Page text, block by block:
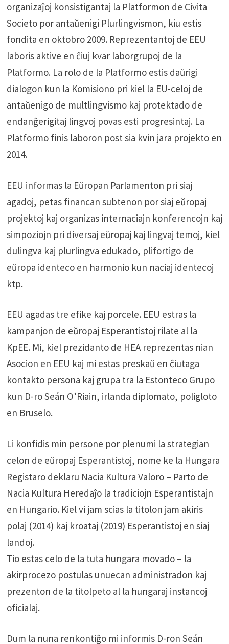
organizaĵoj konsistigantaj la Platformon de Civita
Societo por antaŭenigi Plurlingvismon, kiu estis
fondita en oktobro 2009. Reprezentantoj de EEU
laboris aktive en ĉiuj kvar laborgrupoj de la
Platformo. La rolo de la Platformo estis daŭrigi
dialogon kun la Komisiono pri kiel la EU-celoj de
antaŭenigo de multlingvismo kaj protektado de
endanĝerigitaj lingvoj povas esti progresintaj. La
Platformo finis laboron post sia kvin jara projekto en
2014.
EEU informas la Eŭropan Parlamenton pri siaj
agadoj, petas financan subtenon por siaj eŭropaj
projektoj kaj organizas internaciajn konferencojn kaj
simpoziojn pri diversaj eŭropaj kaj lingvaj temoj, kiel
dulingva kaj plurlingva edukado, plifortigo de
eŭropa identeco en harmonio kun naciaj identecoj
ktp.
EEU agadas tre efike kaj porcele. EEU estras la
kampanjon de eŭropaj Esperantistoj rilate al la
KpEE. Mi, kiel prezidanto de HEA reprezentas nian
Asocion en EEU kaj mi estas preskaŭ en ĉiutaga
kontakto persona kaj grupa tra la Estonteco Grupo
kun D-ro Seán O’Riain, irlanda diplomato, poligloto
en Bruselo.
Li konfidis min persone por plenumi la strategian
celon de eŭropaj Esperantistoj, nome ke la Hungara
Registaro deklaru Nacia Kultura Valoro – Parto de
Nacia Kultura Heredaĵo la tradiciojn Esperantistajn
en Hungario. Kiel vi jam scias la titolon jam akiris
polaj (2014) kaj kroataj (2019) Esperantistoj en siaj
landoj.
Tio estas celo de la tuta hungara movado – la
akirprocezo postulas unuecan administradon kaj
prezenton de la titolpeto al la hungaraj instancoj
oficialaj.
Dum la nuna renkontiĝo mi informis D-ron Seán